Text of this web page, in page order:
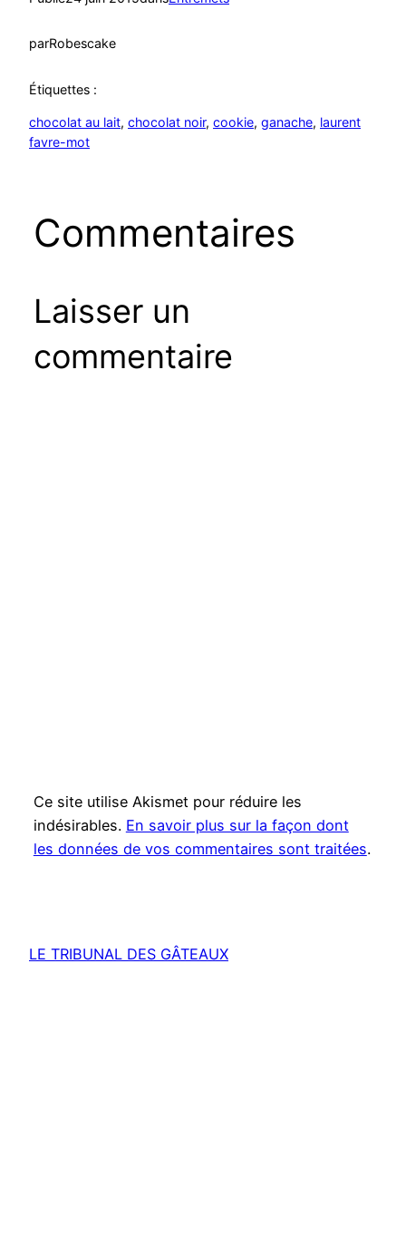
parRobescake
Étiquettes :
chocolat au lait, chocolat noir, cookie, ganache, laurent
favre-mot
Commentaires
Laisser un
commentaire
Ce site utilise Akismet pour réduire les
indésirables. En savoir plus sur la façon dont
les données de vos commentaires sont traitées.
LE TRIBUNAL DES GÂTEAUX